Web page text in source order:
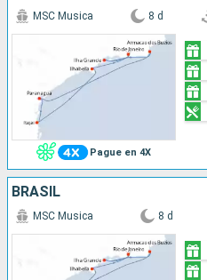
Pague en 4X
MSC Musica 8 d
BRASIL
MSC Musica 8 d